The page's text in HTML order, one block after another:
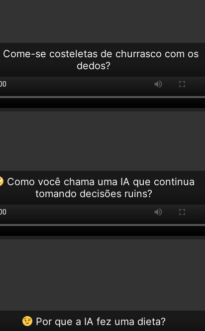
Come-se costeletas de churrasco com os
dedos?
Como você chama uma IA que continua
tomando decisões ruins?
Por que a IA fez uma dieta?